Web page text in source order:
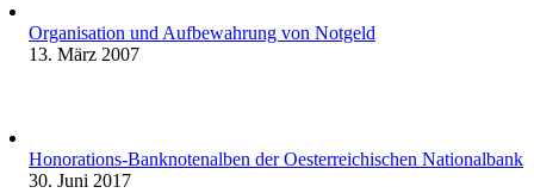
Organisation und Aufbewahrung von Notgeld
13. März 2007
Honorations-Banknotenalben der Oesterreichischen Nationalbank
30. Juni 2017